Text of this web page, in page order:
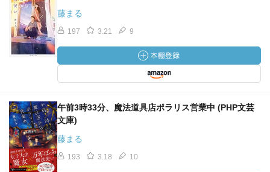
藤まる
197 3.21 9
午前3時33分、魔法道具店ポラリス営業中 (PHP文芸
文庫)
藤まる
193 3.18 10